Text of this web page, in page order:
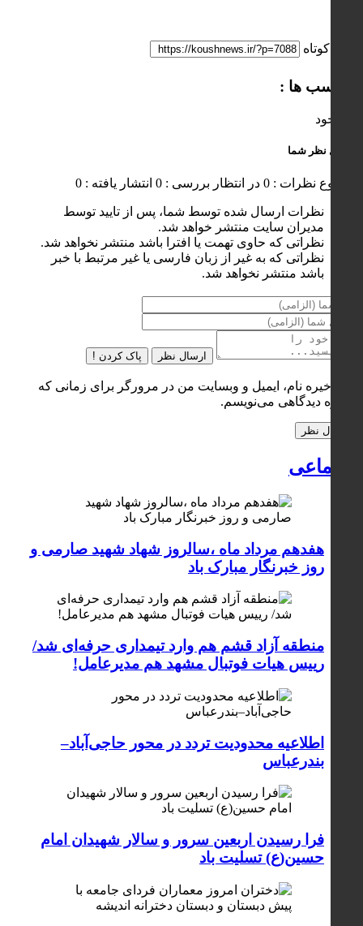
لینک کوتاه
برچسب ها :
ناموجود
ارسال نظر شما
مجموع نظرات : 0 در انتظار بررسی : 0 انتشار یافته : 0
نظرات ارسال شده توسط شما، پس از تایید توسط
مدیران سایت منتشر خواهد شد.
نظراتی که حاوی تهمت یا افترا باشد منتشر نخواهد شد.
نظراتی که به غیر از زبان فارسی یا غیر مرتبط با خبر
باشد منتشر نخواهد شد.
ارسال نظر پاک کردن !
ذخیره نام، ایمیل و وبسایت من در مرورگر برای زمانی که
دوباره دیدگاهی می‌نویسم.
اجتماعی
هفدهم مرداد ماه ،سالروز شهاد شهید صارمی و
روز خبرنگار مبارک باد
منطقه آزاد قشم هم وارد تیمداری حرفه‌ای شد/
رییس هیات فوتبال مشهد هم مدیرعامل!
اطلاعیه محدودیت تردد در محور حاجی‌آباد–
بندرعباس
فرا رسیدن اربعین سرور و سالار شهیدان امام
حسین(ع) تسلیت باد